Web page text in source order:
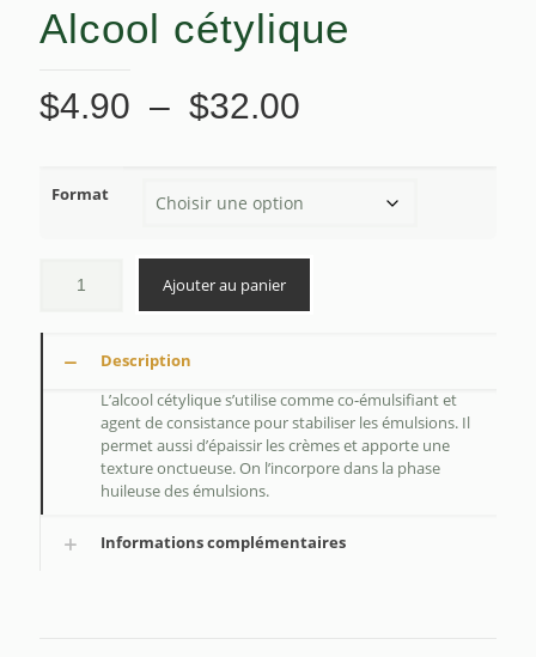
Alcool cétylique
$4.90 – $32.00
$4.90
à
Format
Ajouter au panier
Description
L’alcool cétylique s’utilise comme co-émulsifiant et
agent de consistance pour stabiliser les émulsions. Il
permet aussi d’épaissir les crèmes et apporte une
texture onctueuse. On l’incorpore dans la phase
huileuse des émulsions.
Informations complémentaires